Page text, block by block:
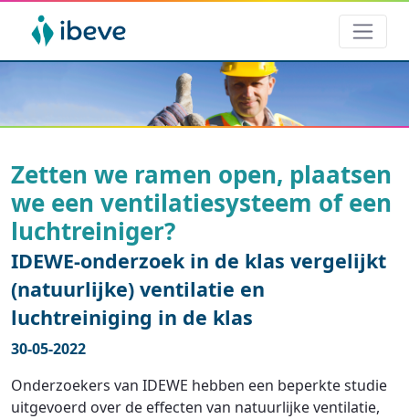
Zetten we ramen open, plaatsen
we een ventilatiesysteem of een
luchtreiniger?
IDEWE-onderzoek in de klas vergelijkt
(natuurlijke) ventilatie en
luchtreiniging in de klas
30-05-2022
Onderzoekers van IDEWE hebben een beperkte studie
uitgevoerd over de effecten van natuurlijke ventilatie,